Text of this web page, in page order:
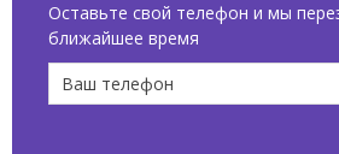
Оставьте свой телефон и мы
ближайшее время